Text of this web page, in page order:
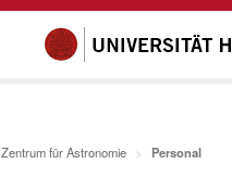
Zentrum für Astronomie Personal